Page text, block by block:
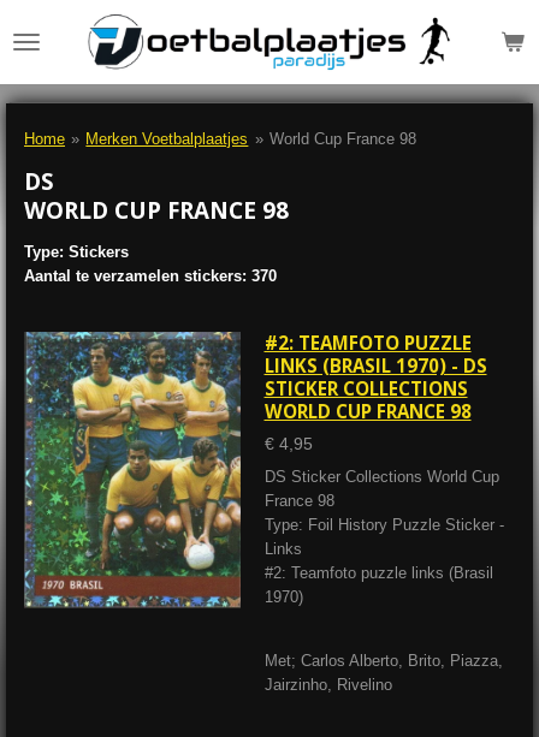
direct
de
Home » Merken Voetbalplaatjes » World Cup France 98
DS
WORLD CUP FRANCE 98
Type: Stickers
Aantal te verzamelen stickers: 370
#2: TEAMFOTO PUZZLE
LINKS (BRASIL 1970) - DS
STICKER COLLECTIONS
WORLD CUP FRANCE 98
€ 4,95
DS Sticker Collections World Cup
France 98
Type: Foil History Puzzle Sticker -
Links
#2: Teamfoto puzzle links (Brasil
1970)
Met; Carlos Alberto, Brito, Piazza,
Jairzinho, Rivelino